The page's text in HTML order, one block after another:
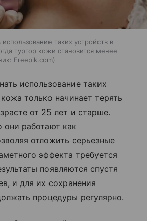
таких устройств в
тургор кожи становится менее
Freepik.com
использование таких
только начинает терять
от 25 лет и старше.
работают как
отложить серьезные
эффекта требуется
появляются спустя
и для их сохранения
процедуры регулярно.